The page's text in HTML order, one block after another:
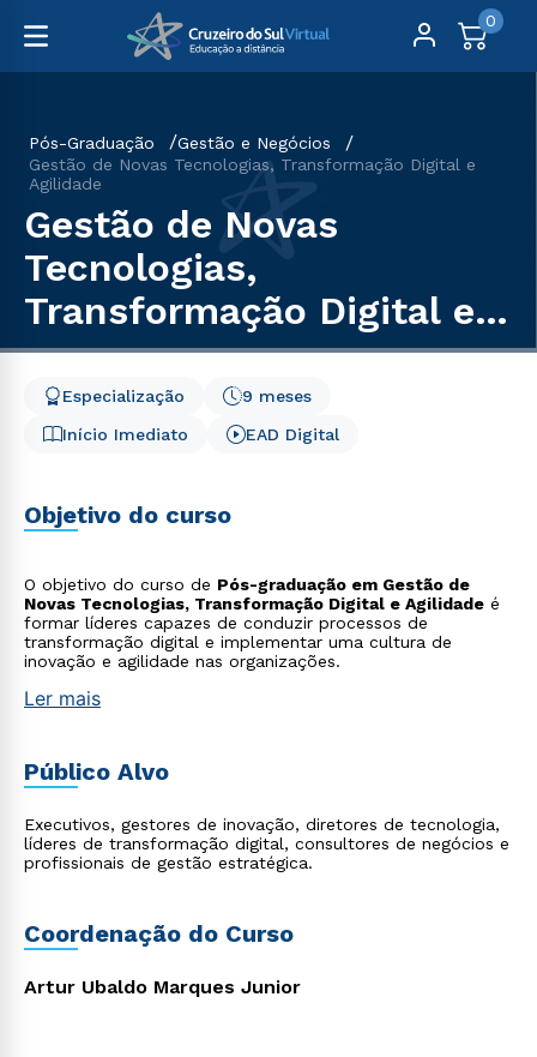
0
Pós-Graduação
Gestão e Negócios
Gestão de Novas Tecnologias, Transformação Digital e
Agilidade
Gestão de Novas
Tecnologias,
Transformação Digital e
Agilidade
Início Imediato
9 meses
Especialização
EAD Digital
Objetivo do curso
O objetivo do curso de Pós-graduação em Gestão de
Novas Tecnologias, Transformação Digital e Agilidade é
formar líderes capazes de conduzir processos de
transformação digital e implementar uma cultura de
inovação e agilidade nas organizações.
Ler mais
Público Alvo
Executivos, gestores de inovação, diretores de tecnologia,
líderes de transformação digital, consultores de negócios e
profissionais de gestão estratégica.
Coordenação do Curso
Artur Ubaldo Marques Junior